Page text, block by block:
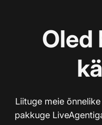
Oled
Liituge meie
pakkuge